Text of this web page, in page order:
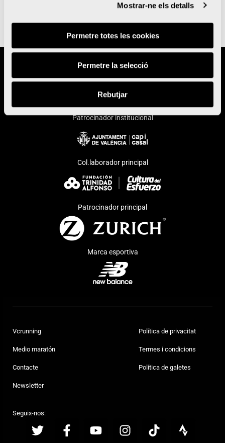
Mostrar-ne els detalls
Permetre totes les cookies
Permetre la selecció
Rebutjar
Patrocinador institucional
Col.laborador principal
Patrocinador principal
Marca esportiva
Vcrunning
Medio maratón
Contacte
Newsletter
Política de privacitat
Termes i condicions
Política de galetes
Seguix-nos: